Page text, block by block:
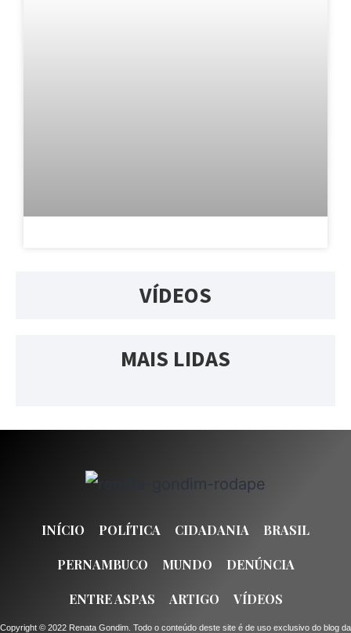
VÍDEOS
MAIS LIDAS
INÍCIO POLÍTICA CIDADANIA BRASIL
PERNAMBUCO MUNDO DENÚNCIA
ENTRE ASPAS ARTIGO VÍDEOS
Copyright © 2022 Renata Gondim. Todo o conteúdo deste site é de uso exclusivo do blog da